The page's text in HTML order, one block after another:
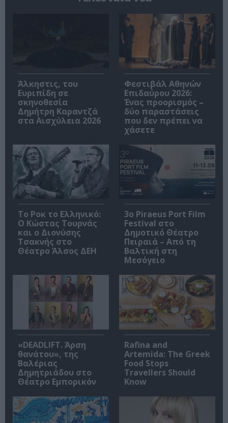
Άλκηστις, του
Ευριπίδη σε
σκηνοθεσία
Δημήτρη Καραντζά
στα Αισχύλεια 2026
Φεστιβάλ Αθηνών
Επιδαύρου 2026:
Ένας προορισμός –
δύο παραστάσεις
που δεν πρέπει να
χάσετε
Το Ροκ το Ελληνικό:
Ο Κώστας Τουρνάς
και ο Διονύσης
Τσακνής στο
Θέατρο Άλσος ΔΕΗ
3o Piraeus Port Film
Festival στο
Δημοτικό Θέατρο
Πειραιά – Από τη
Βαλτική στη
Μεσόγειο
«DEADLIFT. Άρση
θανάτου», της
Βαλέριας
Δημητριάδου στο
Θέατρο Εμπορικόν
Rafina and
Artemida: The Greek
Food Stops
Travellers Should
Know